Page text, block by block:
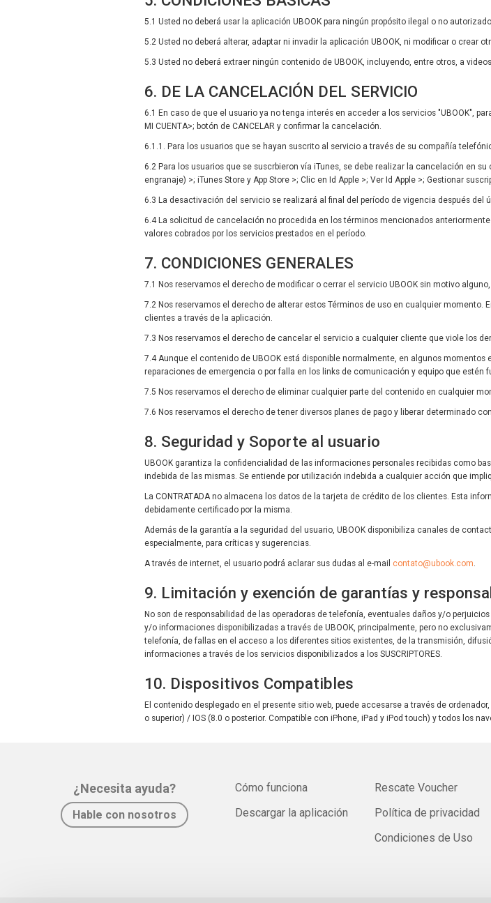
5.1 Usted no deberá usar la aplicación UBOOK para ningún propósito ilegal o no
5.2 Usted no deberá alterar, adaptar ni invadir la aplicación UBOOK, ni modificar o crear
5.3 Usted no deberá extraer ningún contenido de UBOOK, incluyendo, entre otros, a
6. DE LA CANCELACIÓN DEL SERVICIO
6.1 En caso de que el usuario ya no tenga interés en acceder a los servicios "UBOOK",
MI CUENTA>; botón de CANCELAR y confirmar la cancelación.
6.1.1. Para los usuarios que se hayan suscrito al servicio a través de su compañía
6.2 Para los usuarios que se suscrbieron vía iTunes, se debe realizar la cancelación en
engranaje) >; iTunes Store y App Store >; Clic en Id Apple >; Ver Id Apple >; Gestionar
6.3 La desactivación del servicio se realizará al final del período de vigencia después del
6.4 La solicitud de cancelación no procedida en los términos mencionados
valores cobrados por los servicios prestados en el período.
7. CONDICIONES GENERALES
7.1 Nos reservamos el derecho de modificar o cerrar el servicio UBOOK sin motivo
7.2 Nos reservamos el derecho de alterar estos Términos de uso en cualquier
clientes a través de la aplicación.
7.3 Nos reservamos el derecho de cancelar el servicio a cualquier cliente que viole los
7.4 Aunque el contenido de UBOOK está disponible normalmente, en algunos
reparaciones de emergencia o por falla en los links de comunicación y equipo que estén
7.5 Nos reservamos el derecho de eliminar cualquier parte del contenido en cualquier
7.6 Nos reservamos el derecho de tener diversos planes de pago y liberar determinado
8. Seguridad y Soporte al usuario
UBOOK garantiza la confidencialidad de las informaciones personales recibidas como
indebida de las mismas. Se entiende por utilización indebida a cualquier acción que
La CONTRATADA no almacena los datos de la tarjeta de crédito de los clientes. Esta
debidamente certificado por la misma.
Además de la garantía a la seguridad del usuario, UBOOK disponibiliza canales de
especialmente, para críticas y sugerencias.
A través de internet, el usuario podrá aclarar sus dudas al e-mail contato@ubook.com
9. Limitación y exención de garantías y
No son de responsabilidad de las operadoras de telefonía, eventuales daños y/o
y/o informaciones disponibilizadas a través de UBOOK, principalmente, pero no
telefonía, de fallas en el acceso a los diferentes sitios existentes, de la transmisión,
informaciones a través de los servicios disponibilizados a los SUSCRIPTORES.
10. Dispositivos Compatibles
El contenido desplegado en el presente sitio web, puede accesarse a través de
o superior) / IOS (8.0 o posterior. Compatible con iPhone, iPad y iPod touch) y todos los
¿Necesita ayuda?
Hable con nosotros
Cómo funciona
Descargar la aplicación
Rescate Voucher
Política de privacidad
Condiciones de Uso